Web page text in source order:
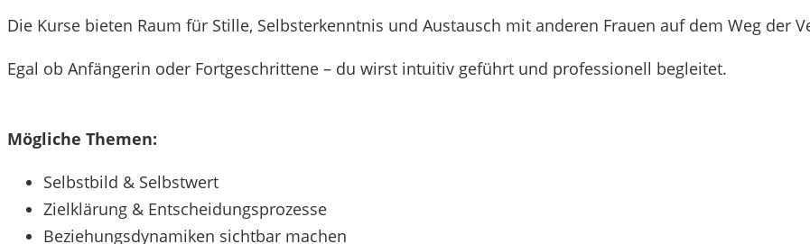
Die Kurse bieten Raum für Stille, Selbsterkenntnis und Austausch mit anderen Frauen auf dem Weg der
Egal ob Anfängerin oder Fortgeschrittene – du wirst intuitiv geführt und professionell begleitet.
Mögliche Themen:
Selbstbild & Selbstwert
Zielklärung & Entscheidungsprozesse
Beziehungsdynamiken sichtbar machen